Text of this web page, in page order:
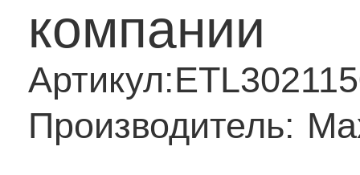
компании
Артикул:
Производитель: